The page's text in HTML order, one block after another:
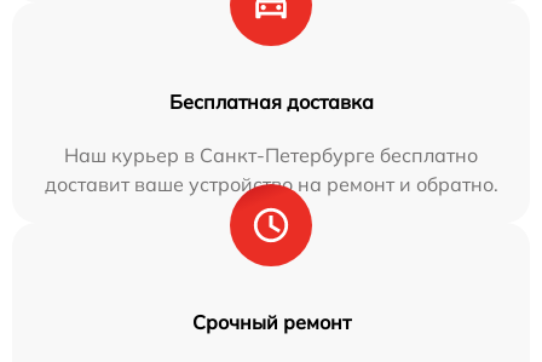
Бесплатная доставка
Наш курьер в Санкт-Петербурге бесплатно
доставит ваше устройство на ремонт и обратно.
Срочный ремонт